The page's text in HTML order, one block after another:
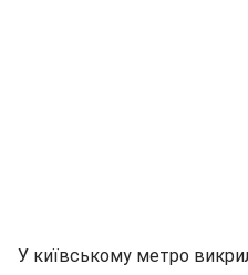
У київському метро